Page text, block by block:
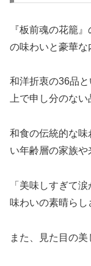
『板前魂の花籠
の味わいと豪華な
和洋折衷の36品
上で申し分のない
和食の伝統的な
い年齢層の家族や
「美味しすぎて
味わいの素晴らし
また、見た目の美